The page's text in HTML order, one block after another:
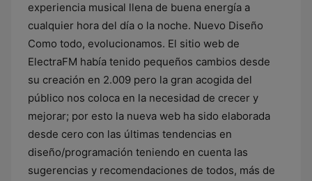
experiencia musical llena de buena energía a
cualquier hora del día o la noche. Nuevo Diseño
Como todo, evolucionamos. El sitio web de
ElectraFM había tenido pequeños cambios desde
su creación en 2.009 pero la gran acogida del
público nos coloca en la necesidad de crecer y
mejorar; por esto la nueva web ha sido elaborada
desde cero con las últimas tendencias en
diseño/programación teniendo en cuenta las
sugerencias y recomendaciones de todos, más de